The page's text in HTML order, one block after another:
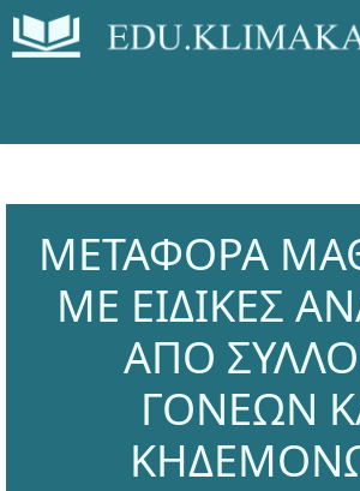
ΜΕΤΑΦΟΡΑ
ΜΕ ΕΙΔΙΚΕΣ
ΑΠΟ
ΓΟΝΕΩΝ